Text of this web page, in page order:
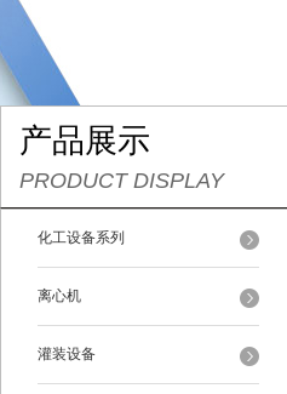
产品展示
PRODUCT DISPLAY
化工设备系列
离心机
灌装设备